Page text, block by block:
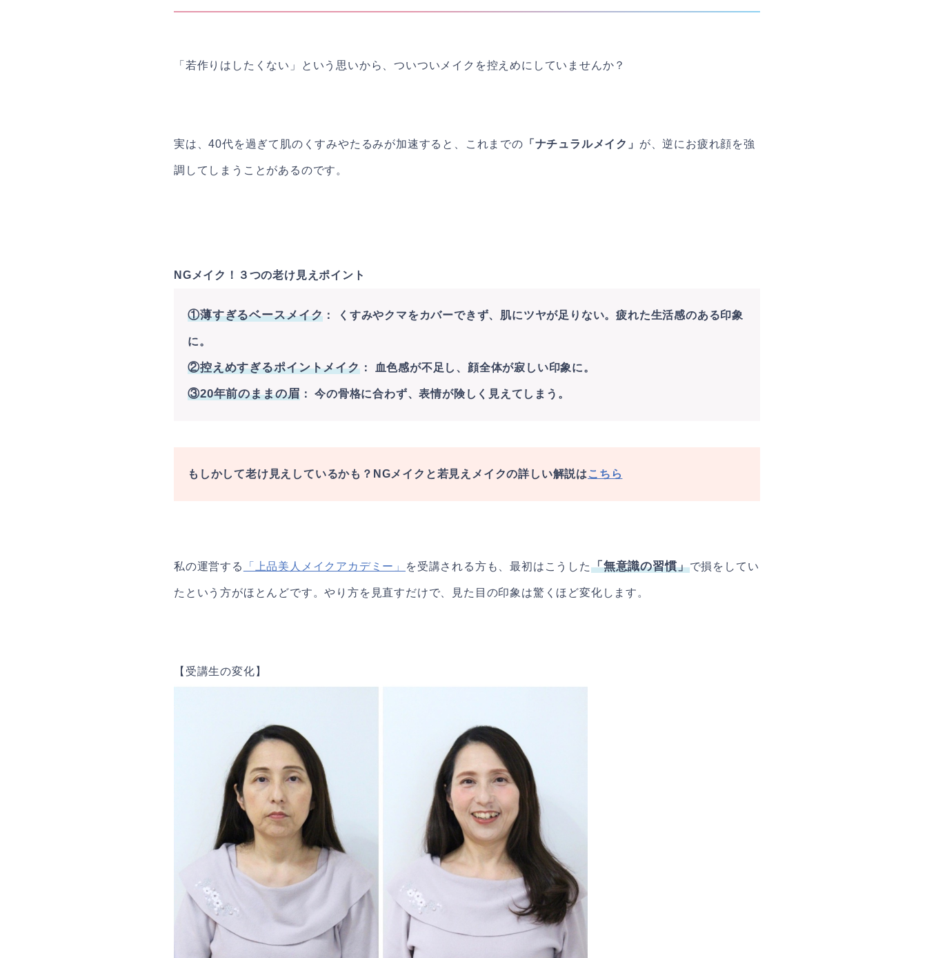
「若作りはしたくない」という思いから、ついついメイクを控えめにしていませんか？
実は、40代を過ぎて肌のくすみやたるみが加速すると、これまでの 「ナチュラルメイク」 が、逆にお疲れ顔を強
調してしまうことがあるのです。
NGメイク！３つの老け見えポイント
①薄すぎるベースメイク ： くすみやクマをカバーできず、肌にツヤが足りない。疲れた生活感のある印象
に。
②控えめすぎるポイントメイク： 血色感が不足し、顔全体が寂しい印象に。
③20年前のままの眉： 今の骨格に合わず、表情が険しく見えてしまう。
もしかして老け見えしているかも？NGメイクと若見えメイクの詳しい解説は こちら
私の運営する 「上品美人メイクアカデミー」 を受講される方も、最初はこうした「無意識の習慣」で損をしてい
たという方がほとんどです。やり方を見直すだけで、見た目の印象は驚くほど変化します。
【受講生の変化】